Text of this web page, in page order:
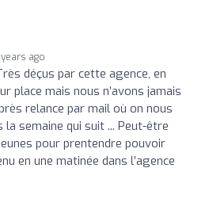
ago
déçus par cette agence, en
place mais nous n’avons jamais
relance par mail où on nous
semaine qui suit ... Peut-être
pour prentendre pouvoir
en une matinée dans l’agence